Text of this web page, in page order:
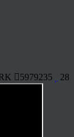
5979235 28